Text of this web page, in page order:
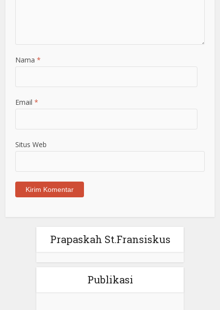
Nama*
Email*
Situs Web
Prapaskah St.Fransiskus
Publikasi